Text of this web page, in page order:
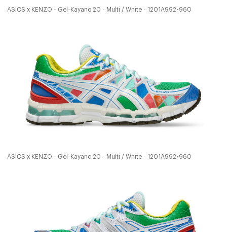
ASICS x KENZO - Gel-Kayano 20 - Multi / White - 1201A992-960
ASICS x KENZO - Gel-Kayano 20 - Multi / White - 1201A992-960